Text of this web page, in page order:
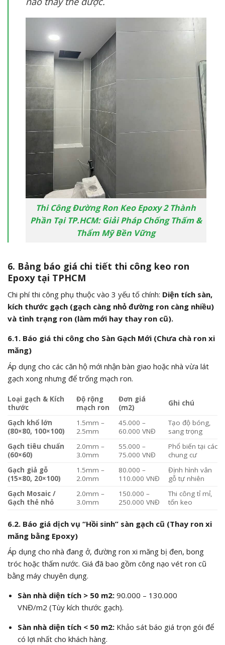
Thi Công Đường Ron Keo Epoxy 2 Thành
Phần Tại TP.HCM: Giải Pháp Chống Thấm &
Thẩm Mỹ Bền Vững
6. Bảng báo giá chi tiết thi công keo ron
Epoxy tại TPHCM
Chi phí thi công phụ thuộc vào 3 yếu tố chính: Diện tích sàn,
kích thước gạch (gạch càng nhỏ đường ron càng nhiều)
và tình trạng ron (làm mới hay thay ron cũ).
6.1. Báo giá thi công cho Sàn Gạch Mới (Chưa chà ron xi
măng)
Áp dụng cho các căn hộ mới nhận bàn giao hoặc nhà vừa lát
gạch xong nhưng để trống mạch ron.
Loại gạch & Kích
thước
Độ rộng
mạch ron
Đơn giá
(m2)
Ghi chú
Gạch khổ lớn
(80×80, 100×100)
1.5mm –
2.5mm
45.000 –
60.000 VNĐ
Tạo độ bóng,
sang trọng
Gạch tiêu chuẩn
(60×60)
2.0mm –
3.0mm
55.000 –
75.000 VNĐ
Phổ biến tại các
chung cư
Gạch giả gỗ
(15×80, 20×100)
1.5mm –
2.0mm
80.000 –
110.000 VNĐ
Định hình vân
gỗ tự nhiên
Gạch Mosaic /
Gạch thẻ nhỏ
2.0mm –
3.0mm
150.000 –
250.000 VNĐ
Thi công tỉ mỉ,
tốn keo
6.2. Báo giá dịch vụ “Hồi sinh” sàn gạch cũ (Thay ron xi
măng bằng Epoxy)
Áp dụng cho nhà đang ở, đường ron xi măng bị đen, bong
tróc hoặc thấm nước. Giá đã bao gồm công nạo vét ron cũ
bằng máy chuyên dụng.
Sàn nhà diện tích > 50 m2:90.000 – 130.000
VNĐ/m2 (Tùy kích thước gạch).
Sàn nhà diện tích < 50 m2:Khảo sát báo giá trọn gói để
có lợi nhất cho khách hàng.